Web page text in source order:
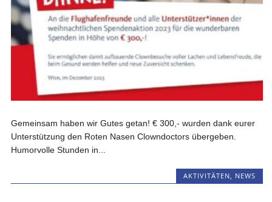
Gemeinsam haben wir Gutes getan! € 300,- wurden dank eurer
Unterstützung den Roten Nasen Clowndoctors übergeben.
Humorvolle Stunden in...
AKTIVITÄTEN NEWS